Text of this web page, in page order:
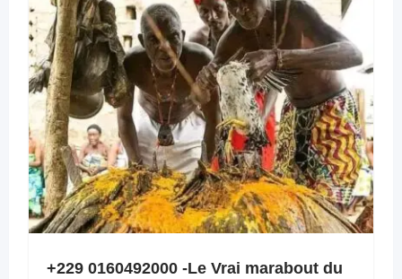
+229 0160492000 -Le Vrai marabout du